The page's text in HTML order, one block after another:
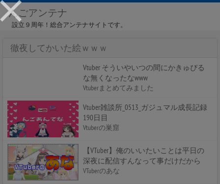
んごアンテナ
設立９周年！総合アンテナサイトです。
徹夜してかいた絵ｗｗｗ
Vtuber そういやいつの間にかきゅぴる
な無くなったなwww
Vtuberまとめてみました
Vtuber雑談所_0513_ガジュマル成長記録
190日目
Vtuberの巣窟
【VTuber】俺のいいたいことは平日の
深夜に配信すんなって事だけだから
VTuberのあな